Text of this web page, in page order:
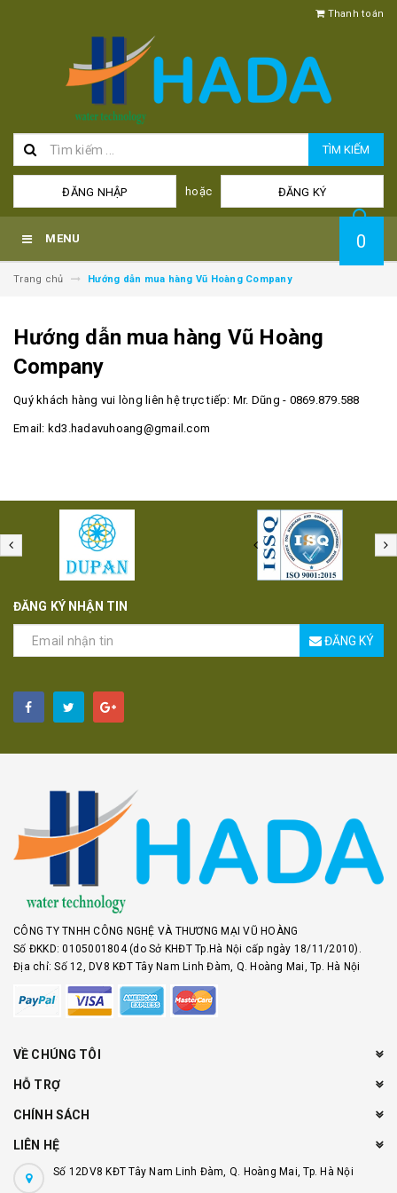
Thanh toán
TÌM KIẾM
ĐĂNG NHẬP hoặc ĐĂNG KÝ
MENU 0
Trang chủ Hướng dẫn mua hàng Vũ Hoàng Company
Hướng dẫn mua hàng Vũ Hoàng
Company
Quý khách hàng vui lòng liên hệ trực tiếp: Mr. Dũng - 0869.879.588
Email: kd3.hadavuhoang@gmail.com
ĐĂNG KÝ NHẬN TIN
ĐĂNG KÝ
CÔNG TY TNHH CÔNG NGHỆ VÀ THƯƠNG MẠI VŨ HOÀNG
Số ĐKKD: 0105001804 (do Sở KHĐT Tp.Hà Nội cấp ngày 18/11/2010).
Địa chỉ: Số 12, DV8 KĐT Tây Nam Linh Đàm, Q. Hoàng Mai, Tp. Hà Nội
VỀ CHÚNG TÔI
HỖ TRỢ
CHÍNH SÁCH
LIÊN HỆ
Số 12DV8 KĐT Tây Nam Linh Đàm, Q. Hoàng Mai, Tp. Hà Nội